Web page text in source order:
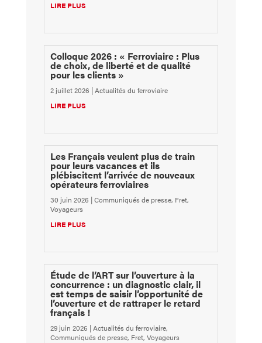
LIRE PLUS
Colloque 2026 : « Ferroviaire : Plus
de choix, de liberté et de qualité
pour les clients »
2 juillet 2026 |Actualités du ferroviaire
LIRE PLUS
Les Français veulent plus de train
pour leurs vacances et ils
plébiscitent l’arrivée de nouveaux
opérateurs ferroviaires
30 juin 2026 |Communiqués de presse, Fret,
Voyageurs
LIRE PLUS
Étude de l’ART sur l’ouverture à la
concurrence : un diagnostic clair, il
est temps de saisir l’opportunité de
l’ouverture et de rattraper le retard
français !
29 juin 2026 |Actualités du ferroviaire,
Communiqués de presse, Fret, Voyageurs